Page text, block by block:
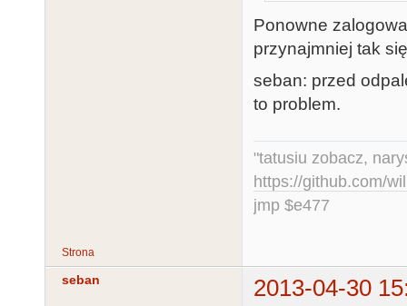
Ponowne
przynajmniej tak
seban: przed
to problem.
"tatusiu zobacz,
https://github.com/
jmp $e477
Strona
seban
2013-04-30